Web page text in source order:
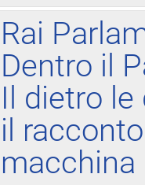
Rai
Dentro il
Il dietro
il
macchina